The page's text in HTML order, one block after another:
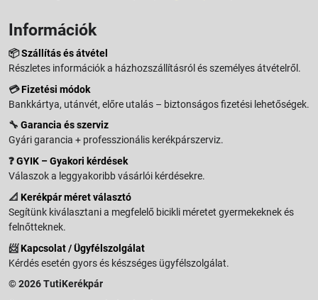
Információk
📦Szállítás és átvétel
Részletes információk a házhozszállításról és személyes átvételről.
💳Fizetési módok
Bankkártya, utánvét, előre utalás – biztonságos fizetési lehetőségek.
🔧 Garancia és szerviz
Gyári garancia + professzionális kerékpárszerviz.
❓GYIK – Gyakori kérdések
Válaszok a leggyakoribb vásárlói kérdésekre.
📐 Kerékpár méret választó
Segítünk kiválasztani a megfelelő bicikli méretet gyermekeknek és
felnőtteknek.
📨Kapcsolat / Ügyfélszolgálat
Kérdés esetén gyors és készséges ügyfélszolgálat.
© 2026 TutiKerékpár